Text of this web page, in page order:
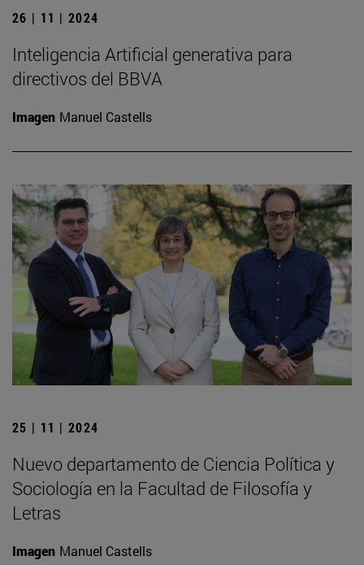
26 | 11 | 2024
Inteligencia Artificial generativa para
directivos del BBVA
Imagen Manuel Castells
25 | 11 | 2024
Nuevo departamento de Ciencia Política y
Sociología en la Facultad de Filosofía y
Letras
Imagen Manuel Castells